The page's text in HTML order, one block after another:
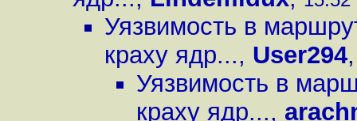
Уязвимость в
краху ядр..., User294
Уязвимость в
краху ядр...,